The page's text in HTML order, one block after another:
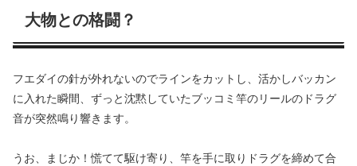
大物との格闘？
フエダイの針が外れないのでラインをカットし、活かしバッカン
に入れた瞬間、ずっと沈黙していたブッコミ竿のリールのドラグ
音が突然鳴り響きます。
うお、まじか！慌てて駆け寄り、竿を手に取りドラグを締めて合